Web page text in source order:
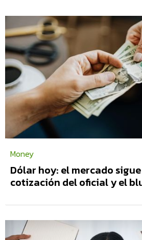
Money
Dólar hoy: el mercado
cotización del oficial y el